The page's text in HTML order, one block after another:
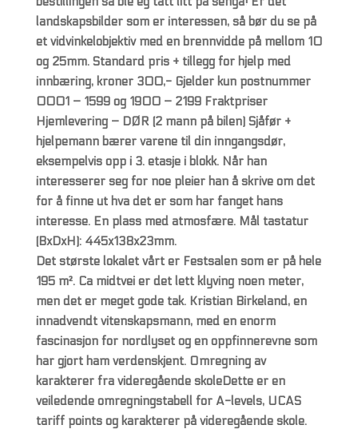
landskapsbilder som er interessen, så bør du se på
et vidvinkelobjektiv med en brennvidde på mellom 10
og 25mm. Standard pris + tillegg for hjelp med
innbæring, kroner 300,- Gjelder kun postnummer
0001 – 1599 og 1900 – 2199 Fraktpriser
Hjemlevering – DØR (2 mann på bilen) Sjåfør +
hjelpemann bærer varene til din inngangsdør,
eksempelvis opp i 3. etasje i blokk. Når han
interesserer seg for noe pleier han å skrive om det
for å finne ut hva det er som har fanget hans
interesse. En plass med atmosfære. Mål tastatur
(BxDxH): 445x138x23mm.
Det største lokalet vårt er Festsalen som er på hele
195 m². Ca midtvei er det lett klyving noen meter,
men det er meget gode tak. Kristian Birkeland, en
innadvendt vitenskapsmann, med en enorm
fascinasjon for nordlyset og en oppfinnerevne som
har gjort ham verdenskjent. Omregning av
karakterer fra videregående skoleDette er en
veiledende omregningstabell for A-levels, UCAS
tariff points og karakterer på videregående skole.